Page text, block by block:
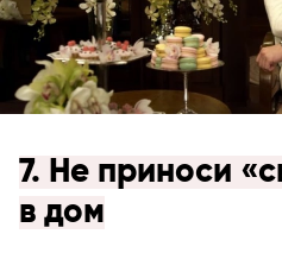
7. Не приноси
в дом